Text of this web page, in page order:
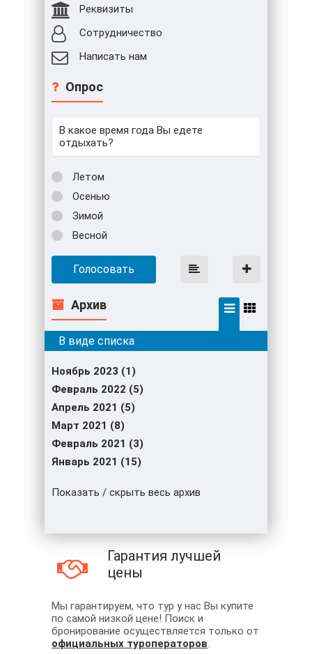
Реквизиты
Сотрудничество
Написать нам
Опрос
В какое время года Вы едете
отдыхать?
Летом
Осенью
Зимой
Весной
Голосовать
Архив
Ноябрь 2023 (1)
Февраль 2022 (5)
Апрель 2021 (5)
Март 2021 (8)
Февраль 2021 (3)
Январь 2021 (15)
Показать / скрыть весь архив
Гарантия лучшей
цены
Мы гарантируем, что тур у нас Вы купите
по самой низкой цене! Поиск и
бронирование осуществляется только от
официальных туроператоров.